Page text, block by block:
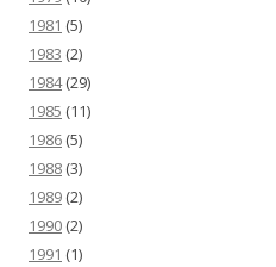
1981 (5)
1983 (2)
1984(29)
1985 (11)
1986 (5)
1988 (3)
1989 (2)
1990 (2)
1991 (1)